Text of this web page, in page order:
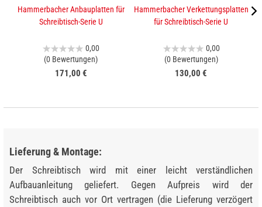
Hammerbacher Anbauplatten für
Schreibtisch-Serie U
0,00
(0 Bewertungen)
171,00 €
Hammerbacher Verkettungsplatten
für Schreibtisch-Serie U
0,00
(0 Bewertungen)
130,00 €
Lieferung & Montage:
Der Schreibtisch wird mit einer leicht verständlichen
Aufbauanleitung geliefert. Gegen Aufpreis wird der
Schreibtisch auch vor Ort vertragen (die Lieferung verzögert